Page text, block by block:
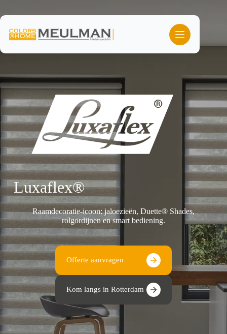
de
inhoud
Luxaflex®
Raamdecoratie-icoon: jaloezieën, Duette® Shades,
rolgordijnen en smart bediening.
Offerte aanvragen
Kom langs in Rotterdam